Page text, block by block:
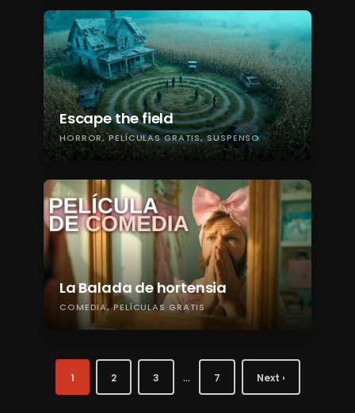
Escape the field
HORROR PELÍCULAS GRATIS SUSPENSO
La Balada de hortensia
COMEDIA PELÍCULAS GRATIS
1 2 3 … 7 Next ›